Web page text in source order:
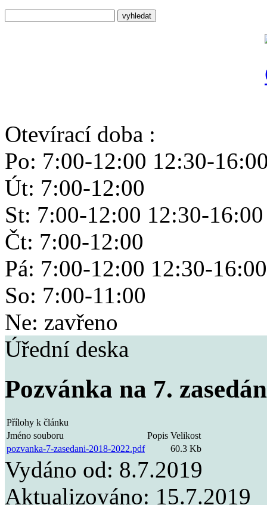
Otevírací doba :
Po: 7:00-12:00 12:30-
Út: 7:00-12:00
St: 7:00-12:00 12:30-16:00
Čt: 7:00-12:00
Pá: 7:00-12:00 12:30-16:00
So: 7:00-11:00
Ne: zavřeno
Úřední deska
Pozvánka na 7.
Přílohy k článku
Jméno souboru
Popis Velikost
pozvanka-7-zasedani-2018-2022.pdf
60.3 Kb
Vydáno od: 8.7.2019
Aktualizováno: 15.7.2019